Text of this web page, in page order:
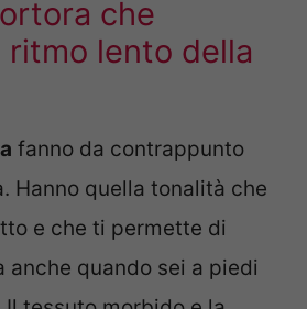
che
ritmo lento della
fanno da contrappunto
Hanno quella tonalità che
e che ti permette di
quando sei a piedi